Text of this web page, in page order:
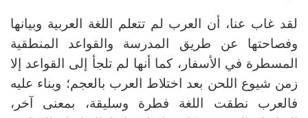
لقد غاب عنا، أن العرب لم تتعلم اللغة العربية وبيانها
وفصاحتها عن طريق المدرسة والقواعد المنطقية
المسطرة في الأسفار، كما أنها لم تلجأ إلى القواعد إلا
زمن شيوع اللحن بعد اختلاط العرب بالعجم؛ وبناء عليه
فالعرب نطقت اللغة فطرة وسليقة، بمعنى آخر،